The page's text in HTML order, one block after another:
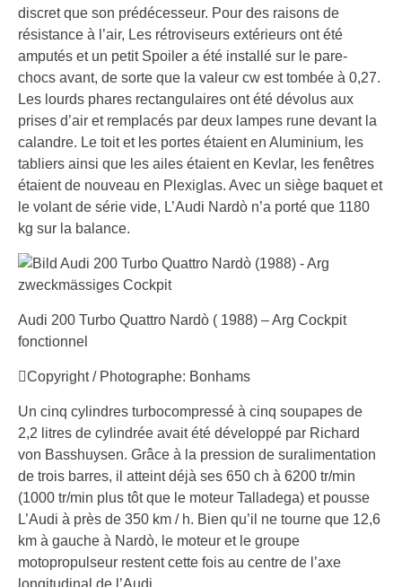
discret que son prédécesseur. Pour des raisons de
résistance à l’air, Les rétroviseurs extérieurs ont été
amputés et un petit Spoiler a été installé sur le pare-
chocs avant, de sorte que la valeur cw est tombée à 0,27.
Les lourds phares rectangulaires ont été dévolus aux
prises d’air et remplacés par deux lampes rune devant la
calandre. Le toit et les portes étaient en Aluminium, les
tabliers ainsi que les ailes étaient en Kevlar, les fenêtres
étaient de nouveau en Plexiglas. Avec un siège baquet et
le volant de série vide, L’Audi Nardò n’a porté que 1180
kg sur la balance.
Audi 200 Turbo Quattro Nardò ( 1988) – Arg Cockpit
fonctionnel
Copyright / Photographe: Bonhams
Un cinq cylindres turbocompressé à cinq soupapes de
2,2 litres de cylindrée avait été développé par Richard
von Basshuysen. Grâce à la pression de suralimentation
de trois barres, il atteint déjà ses 650 ch à 6200 tr/min
(1000 tr/min plus tôt que le moteur Talladega) et pousse
L’Audi à près de 350 km / h. Bien qu’il ne tourne que 12,6
km à gauche à Nardò, le moteur et le groupe
motopropulseur restent cette fois au centre de l’axe
longitudinal de l’Audi.